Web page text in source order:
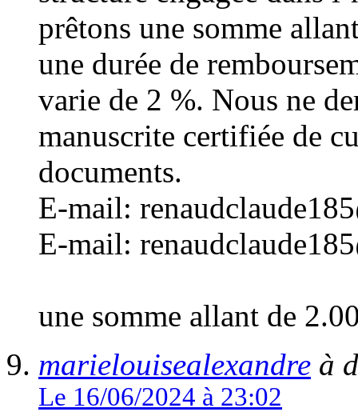
prêtons une somme
une durée de
varie de 2 %. Nous ne
manuscrite certifiée de
documents.
E-mail:
E-mail:
une somme allant de
marielouisealexandre à
Le 16/06/2024 à 23:02